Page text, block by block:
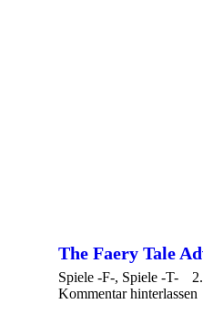
The Faery Tale
Spiele -F-, Spiele -T-
Kommentar hinterlassen